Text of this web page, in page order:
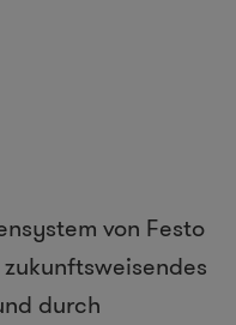
von Festo
durch